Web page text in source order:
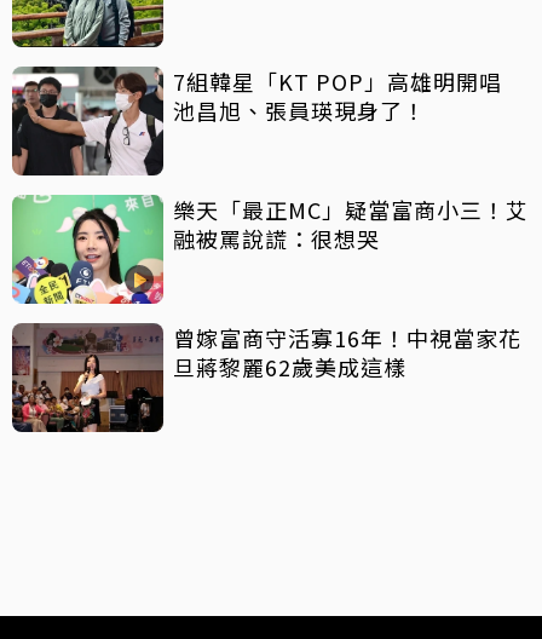
7組韓星「KT POP」高雄明開唱
池昌旭、張員瑛現身了！
樂天「最正MC」疑當富商小三！艾
融被罵說謊：很想哭
曾嫁富商守活寡16年！中視當家花
旦蔣黎麗62歲美成這樣